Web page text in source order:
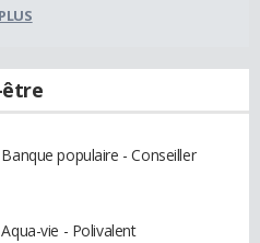
PLUS
être
populaire - Conseiller
vie - Polivalent